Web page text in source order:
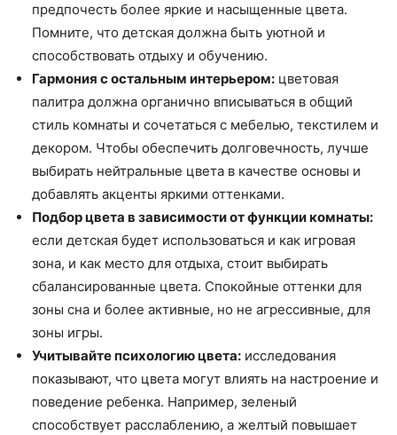
предпочесть более яркие и насыщенные цвета.
Помните, что детская должна быть уютной и
способствовать отдыху и обучению.
Гармония с остальным интерьером: цветовая
палитра должна органично вписываться в общий
стиль комнаты и сочетаться с мебелью, текстилем и
декором. Чтобы обеспечить долговечность, лучше
выбирать нейтральные цвета в качестве основы и
добавлять акценты яркими оттенками.
Подбор цвета в зависимости от функции комнаты:
если детская будет использоваться и как игровая
зона, и как место для отдыха, стоит выбирать
сбалансированные цвета. Спокойные оттенки для
зоны сна и более активные, но не агрессивные, для
зоны игры.
Учитывайте психологию цвета: исследования
показывают, что цвета могут влиять на настроение и
поведение ребенка. Например, зеленый
способствует расслаблению, а желтый повышает